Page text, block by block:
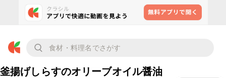
釜揚げしらすのオリーブオイル醤油